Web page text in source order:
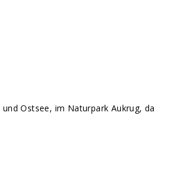
Ostsee, im Naturpark Aukrug, da